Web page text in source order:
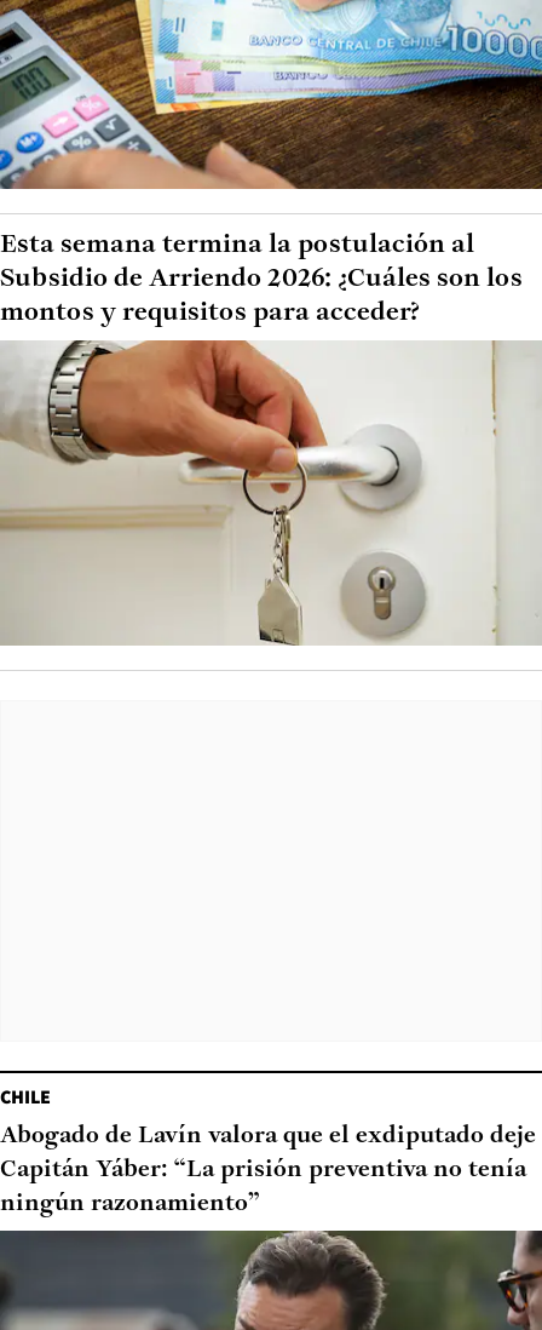
Esta semana termina la postulación al
Subsidio de Arriendo 2026: ¿Cuáles son los
montos y requisitos para acceder?
CHILE
Abogado de Lavín valora que el exdiputado deje
Capitán Yáber: “La prisión preventiva no tenía
ningún razonamiento”